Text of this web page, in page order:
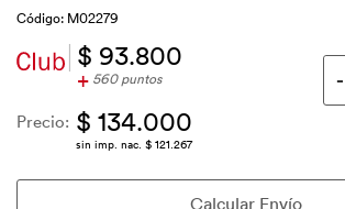
Código: M02279
$ 93.800
+ 560 puntos
Precio: $ 134.000
sin imp. nac. $ 121.267